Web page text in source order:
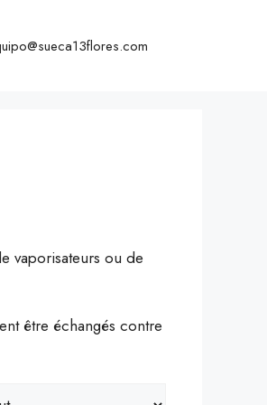
vaporisateurs ou de
être échangés contre